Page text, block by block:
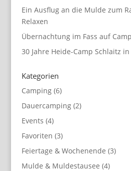
Ein Ausflug an die Mulde zum
Relaxen
Übernachtung im Fass auf
30 Jahre Heide-Camp Schlaitz in
Kategorien
Camping(6)
Dauercamping(2)
Events (4)
Favoriten (3)
Feiertage & Wochenende (3)
Mulde & Muldestausee (4)